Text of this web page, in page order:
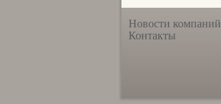
Новости компаний
Контакты